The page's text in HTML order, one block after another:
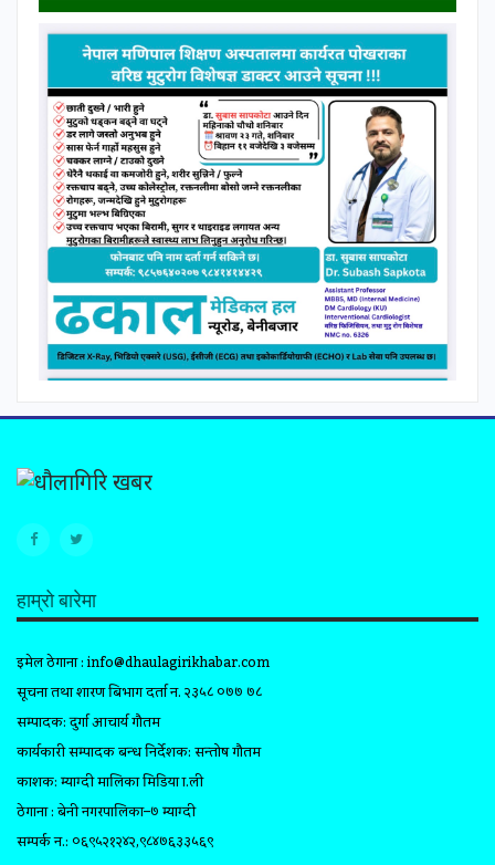
हाम्रो बारेमा
इमेल ठेगाना :info@dhaulagirikhabar.com
सूचना तथा प्रशारण बिभाग दर्ता न. २३५८ ०७७ ७८
सम्पादक: दुर्गा आचार्य गौतम
कार्यकारी सम्पादक प्रबन्ध निर्देशक: सन्तोष गौतम
प्रकाशक: म्याग्दी मालिका मिडिया प्रा.ली
ठेगाना : बेनी नगरपालिका–७ म्याग्दी
सम्पर्क न.: ०६९५२१२४२,९८४७६३३५६९